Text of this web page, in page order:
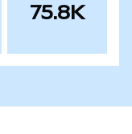
75.8K